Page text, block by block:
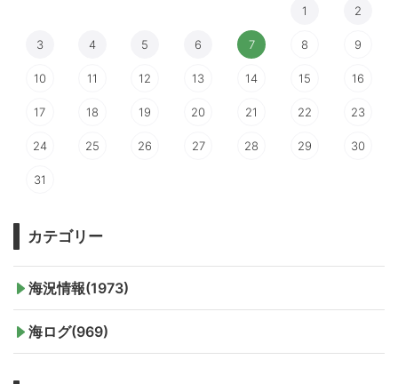
1 2
3 4 5 6 7 8 9
10 11 12 13 14 15 16
17 18 19 20 21 22 23
24 25 26 27 28 29 30
31
カテゴリー
海況情報(1973)
海ログ(969)